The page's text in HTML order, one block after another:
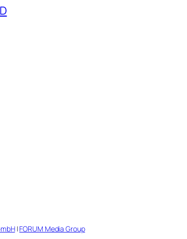
| FORUM Media Group